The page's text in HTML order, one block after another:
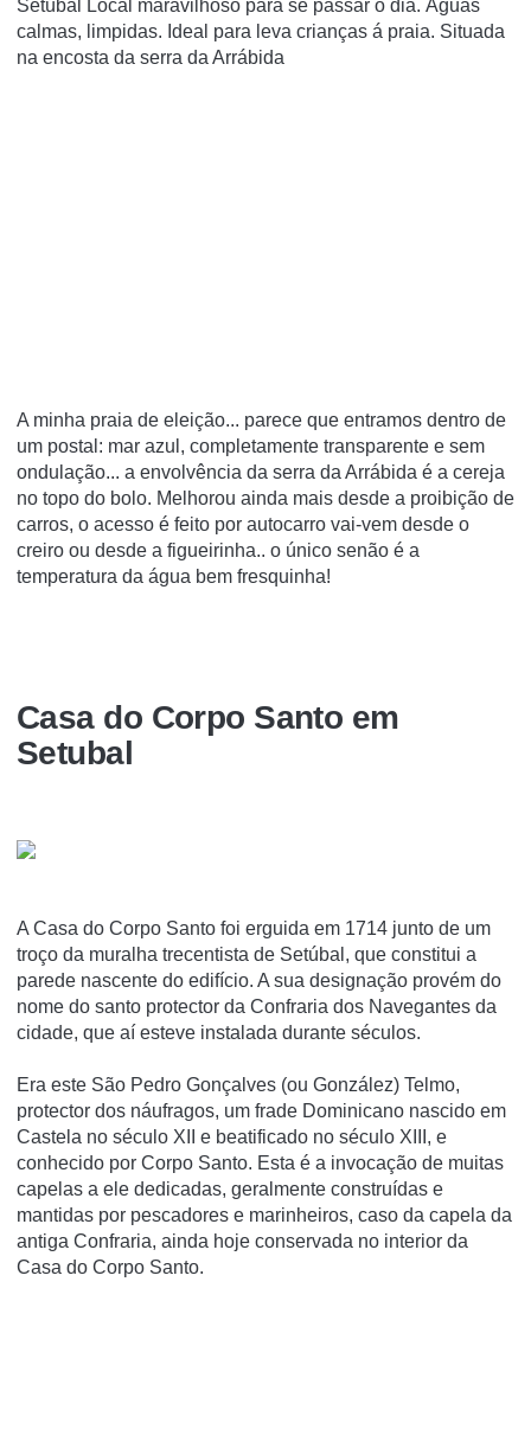
Setúbal Local maravilhoso para se passar o dia. Águas
calmas, limpidas. Ideal para leva crianças á praia. Situada
na encosta da serra da Arrábida
A minha praia de eleição... parece que entramos dentro de
um postal: mar azul, completamente transparente e sem
ondulação... a envolvência da serra da Arrábida é a cereja
no topo do bolo. Melhorou ainda mais desde a proibição de
carros, o acesso é feito por autocarro vai-vem desde o
creiro ou desde a figueirinha.. o único senão é a
temperatura da água bem fresquinha!
Casa do Corpo Santo em
Setubal
A Casa do Corpo Santo foi erguida em 1714 junto de um
troço da muralha trecentista de Setúbal, que constitui a
parede nascente do edifício. A sua designação provém do
nome do santo protector da Confraria dos Navegantes da
cidade, que aí esteve instalada durante séculos.
Era este São Pedro Gonçalves (ou González) Telmo,
protector dos náufragos, um frade Dominicano nascido em
Castela no século XII e beatificado no século XIII, e
conhecido por Corpo Santo. Esta é a invocação de muitas
capelas a ele dedicadas, geralmente construídas e
mantidas por pescadores e marinheiros, caso da capela da
antiga Confraria, ainda hoje conservada no interior da
Casa do Corpo Santo.